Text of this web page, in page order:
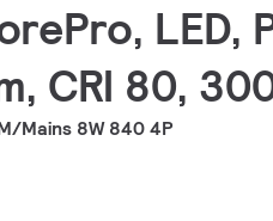
LED,
CRI 80,
Mains 8W 840 4P